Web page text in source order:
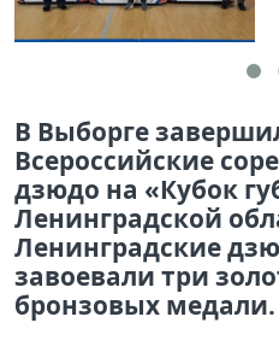
В Выборге
Всероссийские
дзюдо на «Кубок
Ленинградской
Ленинградские
завоевали три
бронзовых медали.